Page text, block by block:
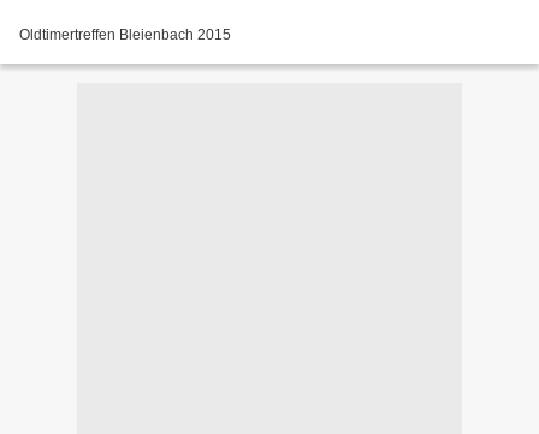
Oldtimertreffen Bleienbach 2015